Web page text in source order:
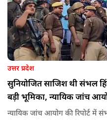
उत्तर प्रदेश
सुनियोजित साजिश थी संभल
बड़ी भूमिका, न्यायिक जांच
न्यायिक जांच आयोग की रिपोर्ट में